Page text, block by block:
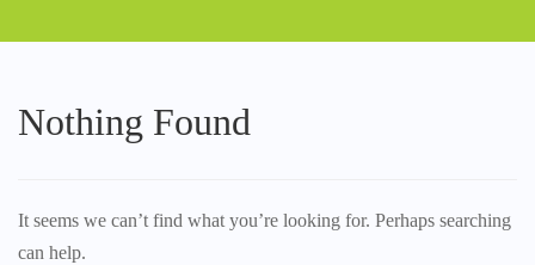
Nothing Found
It seems we can’t find what you’re looking for. Perhaps searching
can help.